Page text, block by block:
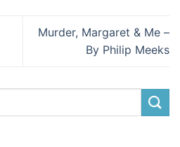
Murder, Margaret & Me –
By Philip Meeks